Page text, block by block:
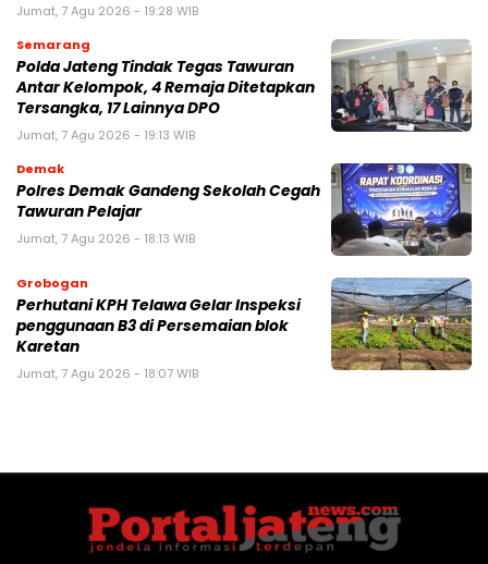
Jumat, 7 Agu 2026 - 19:28 WIB
Semarang
Polda Jateng Tindak Tegas Tawuran
Antar Kelompok, 4 Remaja Ditetapkan
Tersangka, 17 Lainnya DPO
Jumat, 7 Agu 2026 - 19:13 WIB
Demak
Polres Demak Gandeng Sekolah Cegah
Tawuran Pelajar
Jumat, 7 Agu 2026 - 18:13 WIB
Grobogan
Perhutani KPH Telawa Gelar Inspeksi
penggunaan B3 di Persemaian blok
Karetan
Jumat, 7 Agu 2026 - 18:07 WIB